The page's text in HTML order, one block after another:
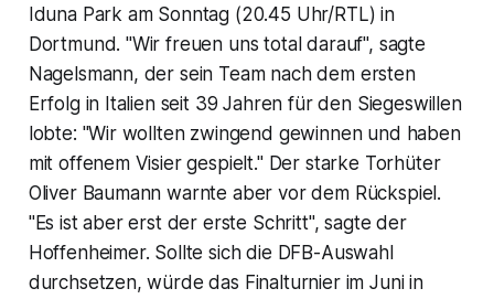
Iduna Park am Sonntag (20.45 Uhr/RTL) in
Dortmund. "Wir freuen uns total darauf", sagte
Nagelsmann, der sein Team nach dem ersten
Erfolg in Italien seit 39 Jahren für den Siegeswillen
lobte: "Wir wollten zwingend gewinnen und haben
mit offenem Visier gespielt." Der starke Torhüter
Oliver Baumann warnte aber vor dem Rückspiel.
"Es ist aber erst der erste Schritt", sagte der
Hoffenheimer. Sollte sich die DFB-Auswahl
durchsetzen, würde das Finalturnier im Juni in